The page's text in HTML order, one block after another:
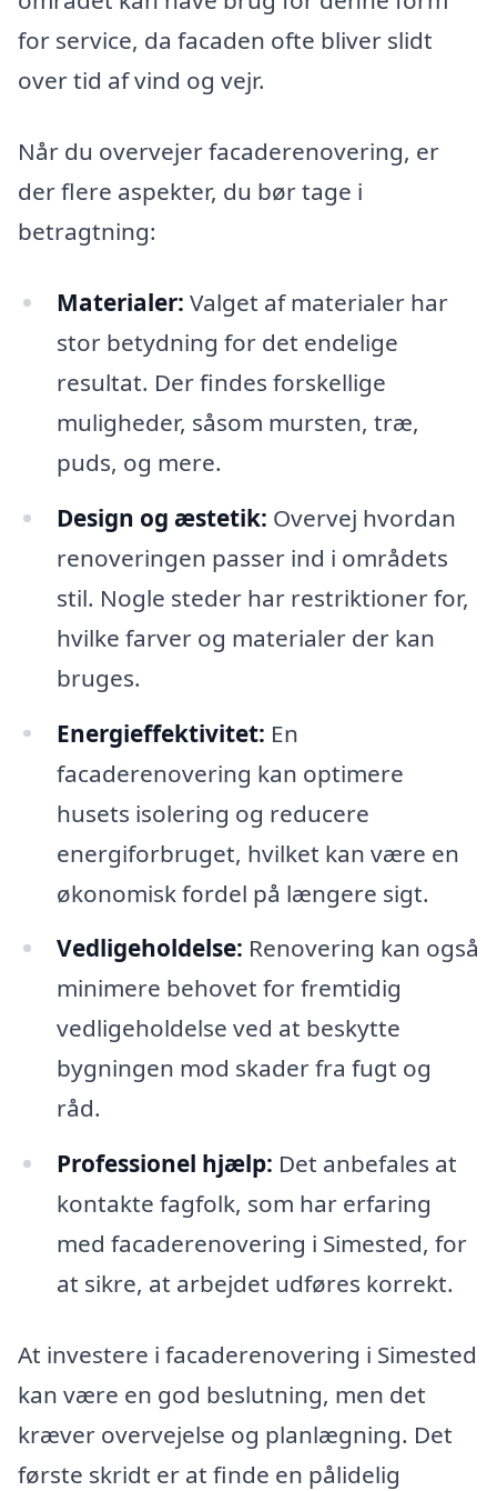
for service, da facaden ofte bliver slidt
over tid af vind og vejr.
Når du overvejer facaderenovering, er
der flere aspekter, du bør tage i
betragtning:
Materialer: Valget af materialer har
stor betydning for det endelige
resultat. Der findes forskellige
muligheder, såsom mursten, træ,
puds, og mere.
Design og æstetik: Overvej hvordan
renoveringen passer ind i områdets
stil. Nogle steder har restriktioner for,
hvilke farver og materialer der kan
bruges.
Energieffektivitet: En
facaderenovering kan optimere
husets isolering og reducere
energiforbruget, hvilket kan være en
økonomisk fordel på længere sigt.
Vedligeholdelse: Renovering kan også
minimere behovet for fremtidig
vedligeholdelse ved at beskytte
bygningen mod skader fra fugt og
råd.
Professionel hjælp: Det anbefales at
kontakte fagfolk, som har erfaring
med facaderenovering i Simested, for
at sikre, at arbejdet udføres korrekt.
At investere i facaderenovering i Simested
kan være en god beslutning, men det
kræver overvejelse og planlægning. Det
første skridt er at finde en pålidelig